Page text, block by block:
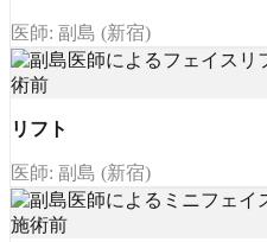
医師: 副島 (新宿)
リフト
医師: 副島 (新宿)